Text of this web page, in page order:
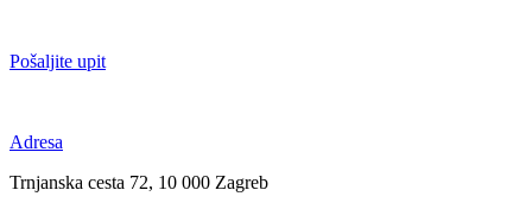
Pošaljite upit
Adresa
Trnjanska cesta 72, 10 000 Zagreb